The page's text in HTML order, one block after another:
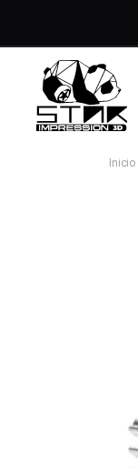
Inicio